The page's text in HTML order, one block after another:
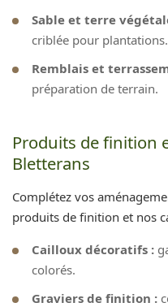
Sable et terre
criblée pour plantations.
Remblais et
préparation de terrain.
Produits de finition
Bletterans
Complétez vos
produits de finition et nos
Cailloux décoratifs :
colorés.
Graviers de finition :